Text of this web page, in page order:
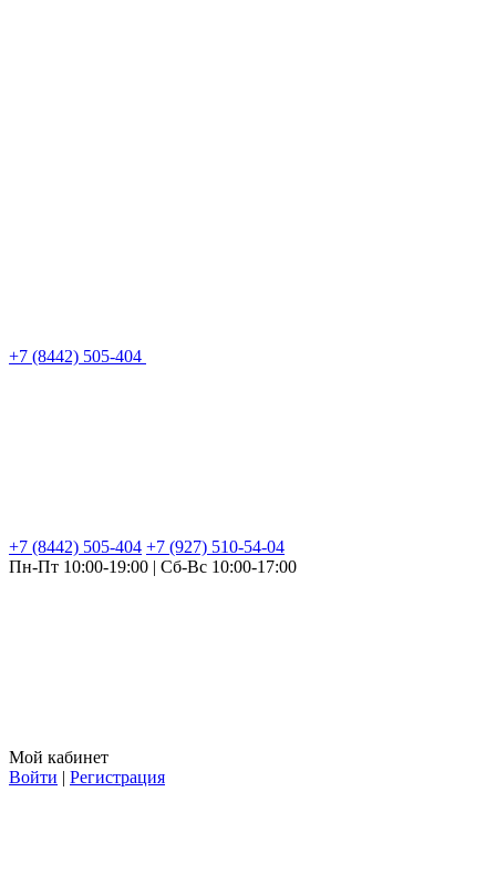
+7 (8442) 505-404
+7 (8442) 505-404 +7 (927) 510-54-04
Пн-Пт 10:00-19:00 | Сб-Вс 10:00-17:00
Мой кабинет
Войти | Регистрация